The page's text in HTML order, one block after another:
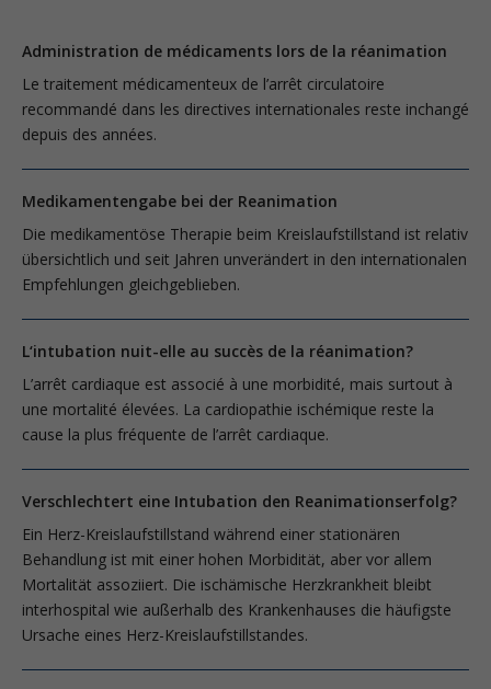
Administration de médicaments lors de la réanimation
Le traitement médicamenteux de l’arrêt circulatoire
recommandé dans les directives internationales reste inchangé
depuis des années.
Medikamentengabe bei der Reanimation
Die medikamentöse Therapie beim Kreislaufstillstand ist relativ
übersichtlich und seit Jahren unverändert in den internationalen
Empfehlungen gleichgeblieben.
L‘intubation nuit-elle au succès de la réanimation?
L’arrêt cardiaque est associé à une morbidité, mais surtout à
une mortalité élevées. La cardiopathie ischémique reste la
cause la plus fréquente de l’arrêt cardiaque.
Verschlechtert eine Intubation den Reanimationserfolg?
Ein Herz-Kreislaufstillstand während einer stationären
Behandlung ist mit einer hohen Morbidität, aber vor allem
Mortalität assoziiert. Die ischämische Herzkrankheit bleibt
interhospital wie außerhalb des Krankenhauses die häufigste
Ursache eines Herz-Kreislaufstillstandes.